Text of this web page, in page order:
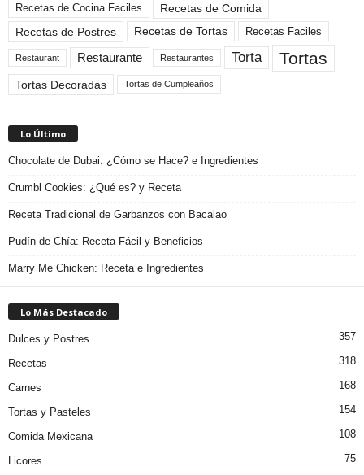
Recetas de Cocina Faciles
Recetas de Comida
Recetas de Postres
Recetas de Tortas Recetas Faciles
Restaurant Restaurante Restaurantes Torta Tortas
Tortas Decoradas Tortas de Cumpleaños
Lo Último
Chocolate de Dubai: ¿Cómo se Hace? e Ingredientes
Crumbl Cookies: ¿Qué es? y Receta
Receta Tradicional de Garbanzos con Bacalao
Pudín de Chía: Receta Fácil y Beneficios
Marry Me Chicken: Receta e Ingredientes
Lo Más Destacado
Dulces y Postres 357
Recetas 318
Carnes 168
Tortas y Pasteles 154
Comida Mexicana 108
Licores 75